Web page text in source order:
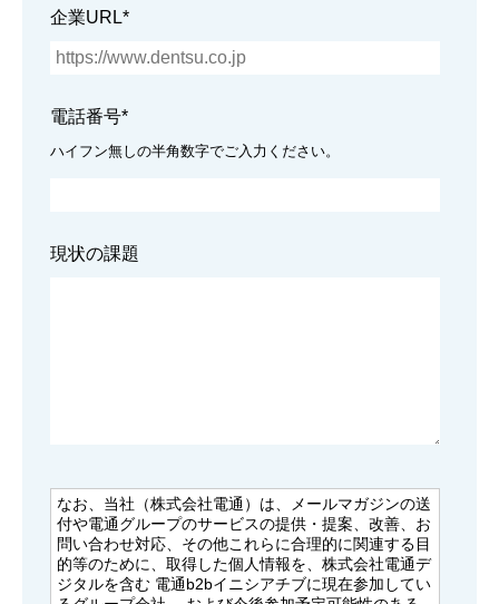
企業URL*
電話番号*
ハイフン無しの半角数字でご入力ください。
現状の課題
なお、当社（株式会社電通）は、メールマガジンの送
付や電通グループのサービスの提供・提案、改善、お
問い合わせ対応、その他これらに合理的に関連する目
的等のために、取得した個人情報を、株式会社電通デ
ジタルを含む 電通b2bイニシアチブに現在参加してい